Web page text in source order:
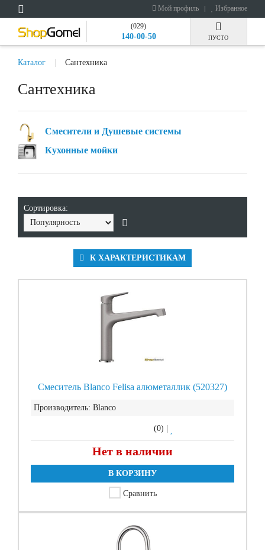
Мой профиль Избранное
(029)
140-00-50 ПУСТО
Каталог Сантехника
Сантехника
Смесители и Душевые системы
Кухонные мойки
Сортировка:
К ХАРАКТЕРИСТИКАМ
Смеситель Blanco Felisa алюметаллик (520327)
Производитель: Blanco
(0)
Нет в наличии
В КОРЗИНУ
Сравнить